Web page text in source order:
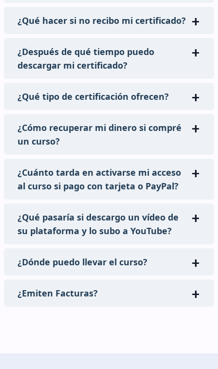
¿Qué hacer si no recibo mi certificado?
¿Después de qué tiempo puedo
descargar mi certificado?
¿Qué tipo de certificación ofrecen?
¿Cómo recuperar mi dinero si compré
un curso?
¿Cuánto tarda en activarse mi acceso
al curso si pago con tarjeta o PayPal?
¿Qué pasaría si descargo un vídeo de
su plataforma y lo subo a YouTube?
¿Dónde puedo llevar el curso?
¿Emiten Facturas?